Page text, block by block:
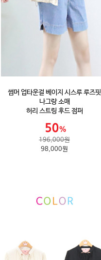
썸머 업타운걸 베이지 시스루 루즈핏
나그랑 소매
허리 스트링 후드 점퍼
196,000원
98,000원